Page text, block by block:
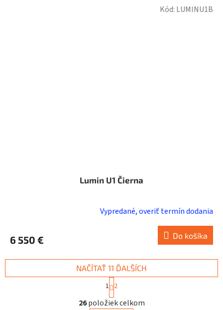
Lumin U1 Čierna
Vypredané, overiť termín dodania
6 550 € Do košíka
Kód: LUMINU1B
O
v
NAČÍTAŤ 11 ĎALŠÍCH
t
r
á
1 2
26položiek celkom